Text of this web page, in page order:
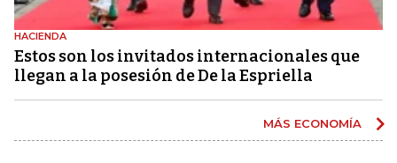
HACIENDA
Estos son los invitados internacionales que
llegan a la posesión de De la Espriella
MÁS ECONOMÍA